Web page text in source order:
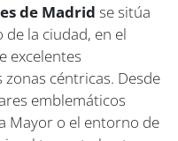
de Madrid se sitúa
la ciudad, en el
excelentes
céntricas. Desde
emblemáticos
Mayor o el entorno de